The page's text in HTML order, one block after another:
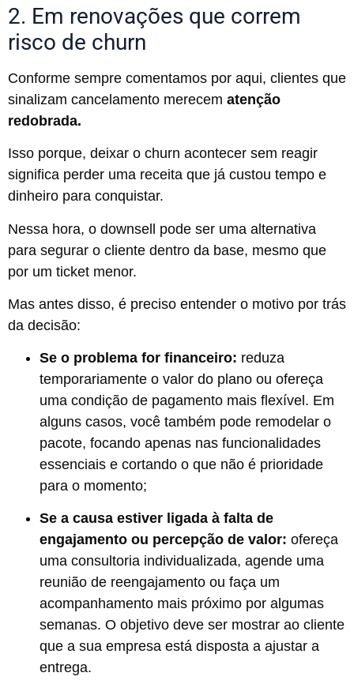
2. Em renovações que correm
risco de churn
Conforme sempre comentamos por aqui, clientes que
sinalizam cancelamento merecem atenção
redobrada.
Isso porque, deixar o churn acontecer sem reagir
significa perder uma receita que já custou tempo e
dinheiro para conquistar.
Nessa hora, o downsell pode ser uma alternativa
para segurar o cliente dentro da base, mesmo que
por um ticket menor.
Mas antes disso, é preciso entender o motivo por trás
da decisão:
Se o problema for financeiro: reduza
temporariamente o valor do plano ou ofereça
uma condição de pagamento mais flexível. Em
alguns casos, você também pode remodelar o
pacote, focando apenas nas funcionalidades
essenciais e cortando o que não é prioridade
para o momento;
Se a causa estiver ligada à falta de
engajamento ou percepção de valor: ofereça
uma consultoria individualizada, agende uma
reunião de reengajamento ou faça um
acompanhamento mais próximo por algumas
semanas. O objetivo deve ser mostrar ao cliente
que a sua empresa está disposta a ajustar a
entrega.